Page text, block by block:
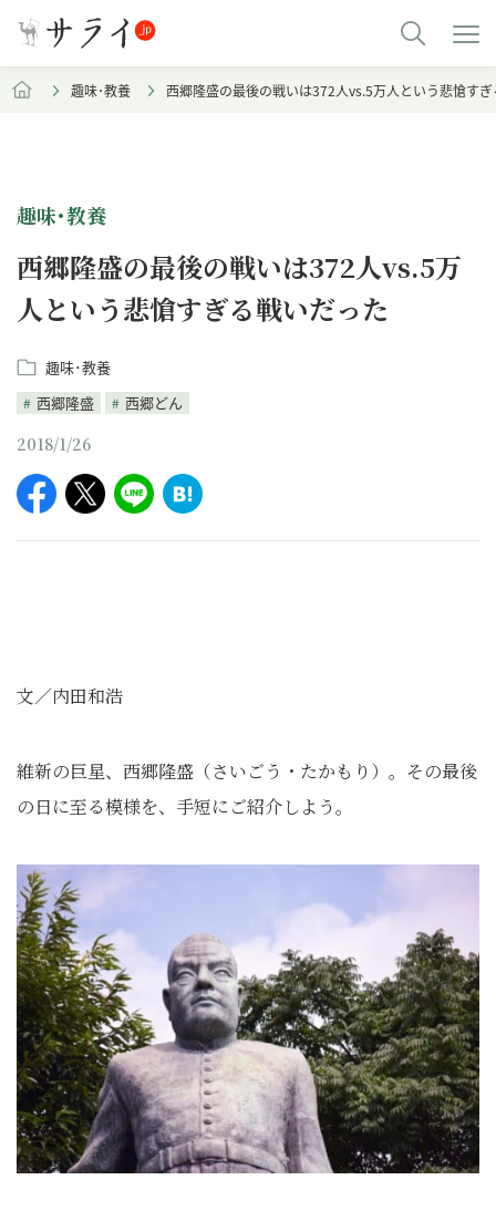
趣味･教養 西郷隆盛の最後の戦いは372人vs.5万人という悲愴す
趣味･教養
西郷隆盛の最後の戦いは372人vs.5万
人という悲愴すぎる戦いだった
趣味･教養
西郷隆盛
西郷どん
2018/1/26
文／内田和浩
維新の巨星、西郷隆盛（さいごう・たかもり）。その最後
の日に至る模様を、手短にご紹介しよう。